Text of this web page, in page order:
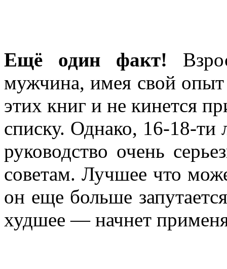
Ещё один факт!
мужчина, имея свой опыт
этих книг и не кинется
списку. Однако, 16-18-ти
руководство очень
советам. Лучшее что
он еще больше
худшее — начнет